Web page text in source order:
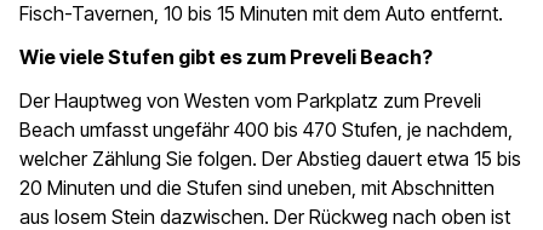
Fisch-Tavernen, 10 bis 15 Minuten mit dem Auto entfernt.
Wie viele Stufen gibt es zum Preveli Beach?
Der Hauptweg von Westen vom Parkplatz zum Preveli
Beach umfasst ungefähr 400 bis 470 Stufen, je nachdem,
welcher Zählung Sie folgen. Der Abstieg dauert etwa 15 bis
20 Minuten und die Stufen sind uneben, mit Abschnitten
aus losem Stein dazwischen. Der Rückweg nach oben ist